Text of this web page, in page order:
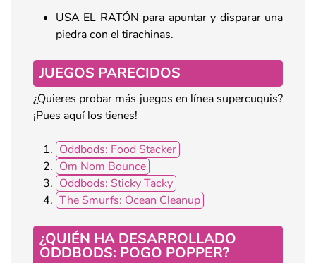
USA EL RATÓN para apuntar y disparar una
piedra con el tirachinas.
JUEGOS PARECIDOS
¿Quieres probar más juegos en línea supercuquis?
¡Pues aquí los tienes!
Oddbods: Food Stacker
Om Nom Bounce
Oddbods: Sticky Tacky
The Smurfs: Ocean Cleanup
¿QUIÉN HA DESARROLLADO
ODDBODS: POGO POPPER?